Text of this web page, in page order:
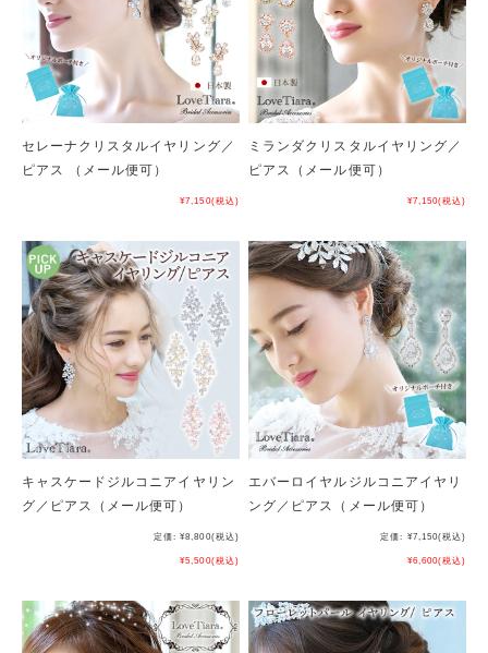
セレーナクリスタルイヤリング／
ピアス （メール便可）
¥7,150(税込)
ミランダクリスタルイヤリング／
ピアス（メール便可）
¥7,150(税込)
キャスケードジルコニアイヤリン
グ／ピアス（メール便可）
定価: ¥8,800(税込)
¥5,500(税込)
エバーロイヤルジルコニアイヤリ
ング／ピアス（メール便可）
定価: ¥7,150(税込)
¥6,600(税込)